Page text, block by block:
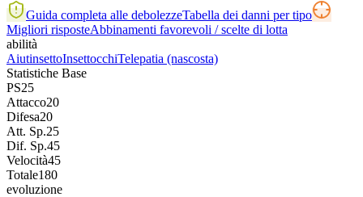
Guida completa alle debolezzeTabella dei danni per tipo
Migliori risposteAbbinamenti favorevoli / scelte di lotta
abilità
AiutinsettoInsettocchiTelepatia (nascosta)
Statistiche Base
PS25
Attacco20
Difesa20
Att. Sp.25
Dif. Sp.45
Velocità45
Totale180
evoluzione